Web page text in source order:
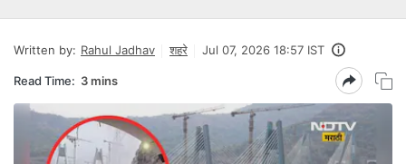
Written by: Rahul Jadhav शहरे Jul 07, 2026 18:57 IST
Read Time: 3 mins